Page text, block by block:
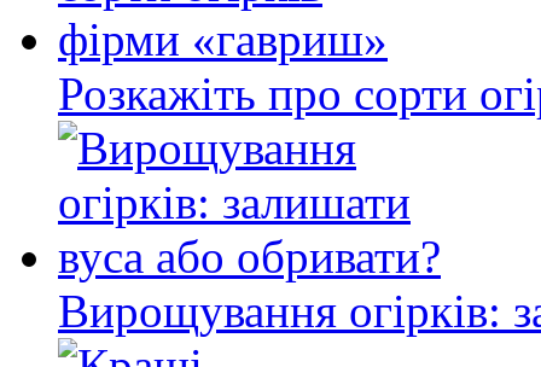
Розкажіть про сорти
Вирощування огірків: